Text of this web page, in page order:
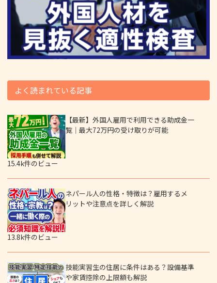
よく読まれている記事
【最新】外国人雇用で利用できる助成金一
覧｜最大72万円の受け取りが可能
15.4k件のビュー
ネパール人の性格・特徴は？雇用するメ
リットや注意点を詳しく解説
13.8k件のビュー
技能実習生の住居に条件はある？設備基準
や家賃控除の上限額も解説